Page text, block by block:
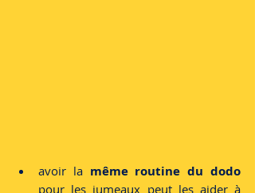
avoir la même routine du dodo
pour les jumeaux peut les aider à